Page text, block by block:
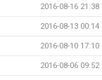
2016-08-16 21:38
2016-08-13 00:14
2016-08-10 17:10
2016-08-06 09:52